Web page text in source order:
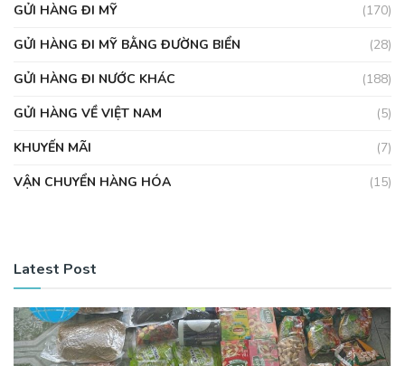
GỬI HÀNG ĐI MỸ
(170)
GỬI HÀNG ĐI MỸ BẰNG ĐƯỜNG BIỂN
(28)
GỬI HÀNG ĐI NƯỚC KHÁC
(188)
GỬI HÀNG VỀ VIỆT NAM
(5)
KHUYẾN MÃI
(7)
VẬN CHUYỂN HÀNG HÓA
(15)
Latest Post